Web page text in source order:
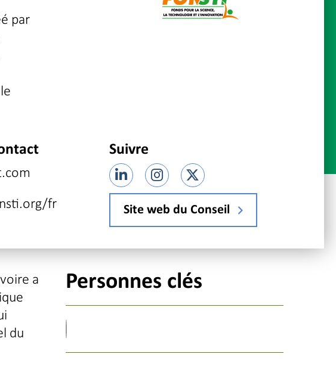
par
fr
Suivre
Site web du Conseil
a
du
Personnes clés